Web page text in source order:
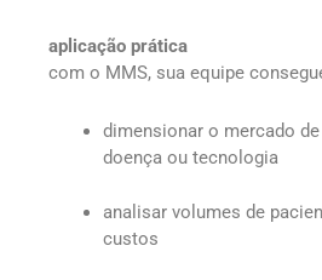
aplicação prática
com o MMS, sua equipe
dimensionar o mercado
doença ou tecnologia
analisar volumes de
custos